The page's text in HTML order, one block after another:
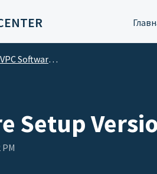
VPC Software - Предыдущие версии
Setup